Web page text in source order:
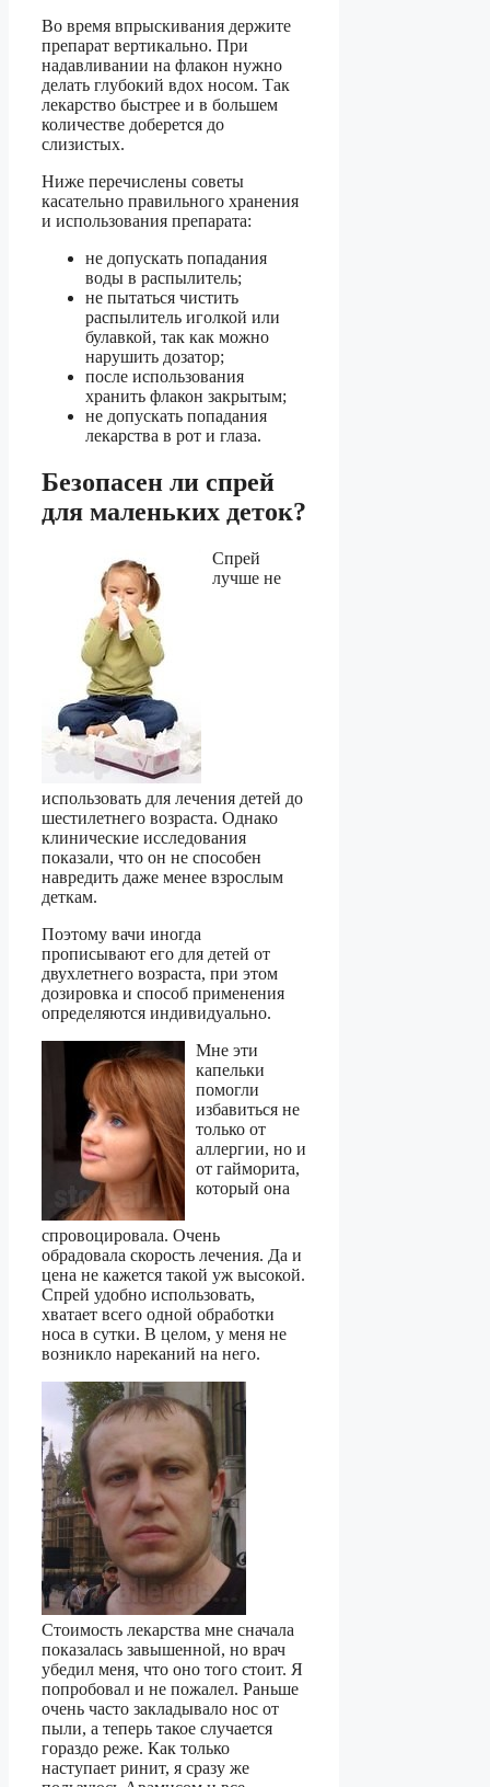
Во время впрыскивания держите
препарат вертикально. При
надавливании на флакон нужно
делать глубокий вдох носом. Так
лекарство быстрее и в большем
количестве доберется до
слизистых.
Ниже перечислены советы
касательно правильного хранения
и использования препарата:
не допускать попадания
воды в распылитель;
не пытаться чистить
распылитель иголкой или
булавкой, так как можно
нарушить дозатор;
после использования
хранить флакон закрытым;
не допускать попадания
лекарства в рот и глаза.
Безопасен ли спрей
для маленьких деток?
Спрей
лучше не
использовать для лечения детей до
шестилетнего возраста. Однако
клинические исследования
показали, что он не способен
навредить даже менее взрослым
деткам.
Поэтому вачи иногда
прописывают его для детей от
двухлетнего возраста, при этом
дозировка и способ применения
определяются индивидуально.
Мне эти
капельки
помогли
избавиться не
только от
аллергии, но и
от гайморита,
который она
спровоцировала. Очень
обрадовала скорость лечения. Да и
цена не кажется такой уж высокой.
Спрей удобно использовать,
хватает всего одной обработки
носа в сутки. В целом, у меня не
возникло нареканий на него.
Стоимость лекарства мне сначала
показалась завышенной, но врач
убедил меня, что оно того стоит. Я
попробовал и не пожалел. Раньше
очень часто закладывало нос от
пыли, а теперь такое случается
гораздо реже. Как только
наступает ринит, я сразу же